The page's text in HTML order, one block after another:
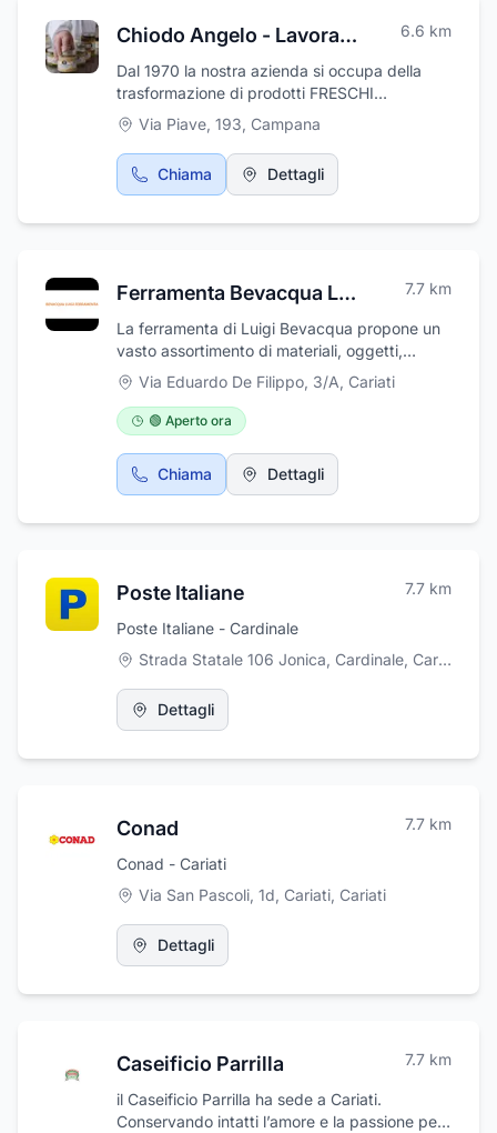
Chiodo Angelo - Lavorazione Funghi S.a.s. di Chiodo C. & C. 6.6 km
Dal 1970 la nostra azienda si occupa della
trasformazione di prodotti FRESCHI
provenienti ESCLUSIVAMENTE dalle
montagne della Sila Calabrese.
Via Piave, 193, Campana
Chiama Dettagli
Ferramenta Bevacqua Luigi 7.7 km
La ferramenta di Luigi Bevacqua propone un
vasto assortimento di materiali, oggetti,
strumenti e arnesi di ferro quali chiodi, viti,
cacciaviti, martelli, forbici, cesoie, catene,
serrature. L'azienda offre prodotti anche per il
settore dell’edilizia, falegnameria, restauro dei
mobili come ad esempio tubi di gomma, colle,
pennelli, strumenti elettrici, vernici ed altro
ferramenta di Luigi Bevacqua si trova in via E.
contattarci telefonicamente oppure inviare
Via Eduardo De Filippo, 3/A, Cariati
🟢 Aperto ora
Chiama Dettagli
Poste Italiane 7.7 km
Poste Italiane - Cardinale
Strada Statale 106 Jonica, Cardinale, Cardinale
Dettagli
Conad 7.7 km
Conad - Cariati
Via San Pascoli, 1d, Cariati, Cariati
Dettagli
Caseificio Parrilla 7.7 km
il Caseificio Parrilla ha sede a Cariati.
Conservando intatti l’amore e la passione per